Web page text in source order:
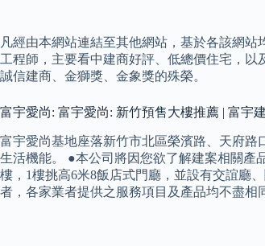
凡經由本網站連結至其他網站，基於各該網
工程師，主要看中建商好評、低總價住宅，以
誠信建商、金獅獎、金象獎的殊榮。
富宇愛尚: 富宇愛尚: 新竹預售大樓推薦 | 富宇
富宇愛尚基地座落新竹市北區榮濱路、天府
生活機能。 ●本公司將因您欲了解建案相關產
樓，1樓挑高6米8飯店式門廳，並設有交誼廳
者，各家業者提供之服務項目及產品均不盡相